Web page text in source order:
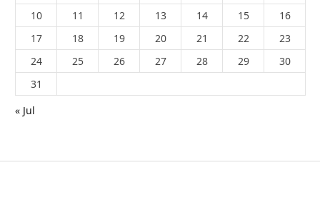
10
11 12 13 14 15
16
17
18 19 20 21 22
23
24
25 26 27 28 29
30
31
« Jul